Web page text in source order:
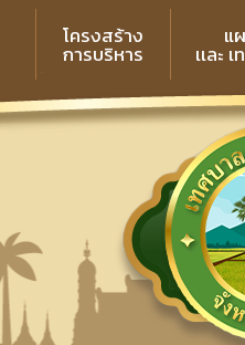
โครงสร้าง
การบริหาร
แ
เเละ